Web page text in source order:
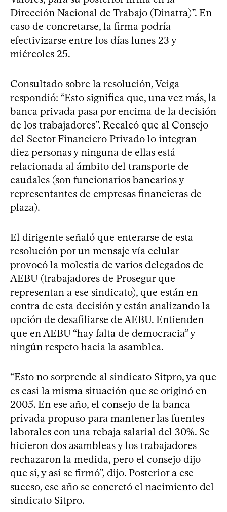
Dirección Nacional de Trabajo (Dinatra)”. En
caso de concretarse, la firma podría
efectivizarse entre los días lunes 23 y
miércoles 25.
Consultado sobre la resolución, Veiga
respondió: “Esto significa que, una vez más, la
banca privada pasa por encima de la decisión
de los trabajadores”. Recalcó que al Consejo
del Sector Financiero Privado lo integran
diez personas y ninguna de ellas está
relacionada al ámbito del transporte de
caudales (son funcionarios bancarios y
representantes de empresas financieras de
plaza).
El dirigente señaló que enterarse de esta
resolución por un mensaje vía celular
provocó la molestia de varios delegados de
AEBU (trabajadores de Prosegur que
representan a ese sindicato), que están en
contra de esta decisión y están analizando la
opción de desafiliarse de AEBU. Entienden
que en AEBU “hay falta de democracia” y
ningún respeto hacia la asamblea.
“Esto no sorprende al sindicato Sitpro, ya que
es casi la misma situación que se originó en
2005. En ese año, el consejo de la banca
privada propuso para mantener las fuentes
laborales con una rebaja salarial del 30%. Se
hicieron dos asambleas y los trabajadores
rechazaron la medida, pero el consejo dijo
que sí, y así se firmó”, dijo. Posterior a ese
suceso, ese año se concretó el nacimiento del
sindicato Sitpro.